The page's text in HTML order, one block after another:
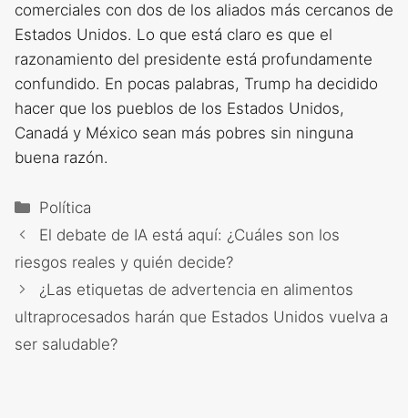
comerciales con dos de los aliados más cercanos de
Estados Unidos. Lo que está claro es que el
razonamiento del presidente está profundamente
confundido. En pocas palabras, Trump ha decidido
hacer que los pueblos de los Estados Unidos,
Canadá y México sean más pobres sin ninguna
buena razón.
Categorías
Política
El debate de IA está aquí: ¿Cuáles son los
riesgos reales y quién decide?
¿Las etiquetas de advertencia en alimentos
ultraprocesados ​​harán que Estados Unidos vuelva a
ser saludable?